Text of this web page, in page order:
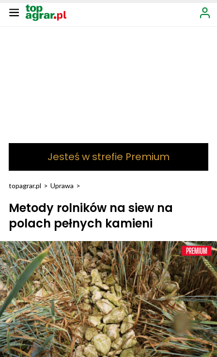
Jesteś w strefie Premium
topagrar.pl > Uprawa >
Metody rolników na siew na
polach pełnych kamieni